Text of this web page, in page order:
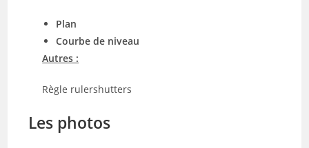
Plan
Courbe de niveau
Autres :
Règle rulershutters
Les photos